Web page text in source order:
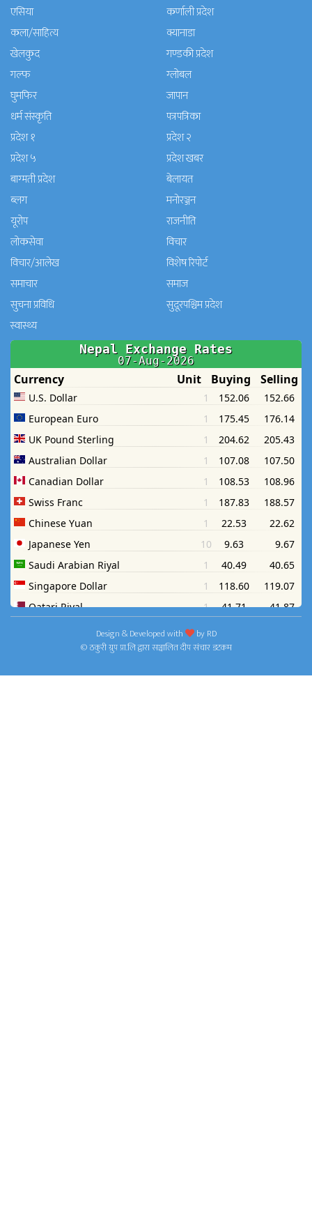
एसिया
कर्णाली प्रदेश
कला/साहित्य
क्यानाडा
खेलकुद
गण्डकी प्रदेश
गल्फ
ग्लोबल
घुमफिर
जापान
धर्म संस्कृति
पत्रपत्रिका
प्रदेश १
प्रदेश २
प्रदेश ५
प्रदेश खबर
बाग्मती प्रदेश
बेलायत
ब्लग
मनाेरञ्जन
यूरोप
राजनीति
लोकसेवा
विचार
विचार/आलेख
विशेष रिपोर्ट
समाचार
समाज
सुचना प्रविधि
सुदूरपश्चिम प्रदेश
स्वास्थ्य
Design & Developed with byRD
© ठकुरी ग्रुप प्रा.लि द्वारा सञ्चालित दीप संचार डटकम